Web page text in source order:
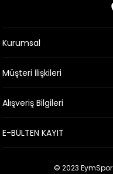
Kurumsal
Müşteri İlişkileri
Alışveriş Bilgileri
E-BÜLTEN KAYIT
© 2023